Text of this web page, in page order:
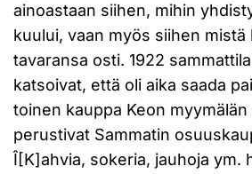
ainoastaan siihen, mihin
kuului, vaan myös siihen
tavaransa osti. 1922
katsoivat, että oli aika saada
toinen kauppa Keon myymälän
perustivat Sammatin
Î[K]ahvia, sokeria, jauhoja ym.